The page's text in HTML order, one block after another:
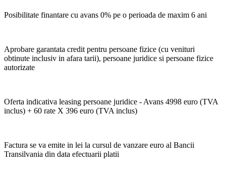
Posibilitate finantare cu avans 0% pe o perioada de maxim 6 ani
Aprobare garantata credit pentru persoane fizice (cu venituri
obtinute inclusiv in afara tarii), persoane juridice si persoane fizice
autorizate
Oferta indicativa leasing persoane juridice - Avans 4998 euro (TVA
inclus) + 60 rate X 396 euro (TVA inclus)
Factura se va emite in lei la cursul de vanzare euro al Bancii
Transilvania din data efectuarii platii